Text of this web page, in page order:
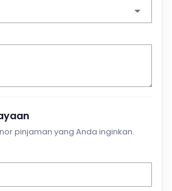
pinjaman yang Anda inginkan.